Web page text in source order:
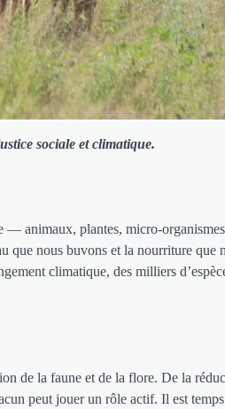
sociale et climatique.
— animaux, plantes, micro-
que nous buvons et la nourriture que
climatique, des milliers
de la faune et de la flore. De la
peut jouer un rôle actif. Il est